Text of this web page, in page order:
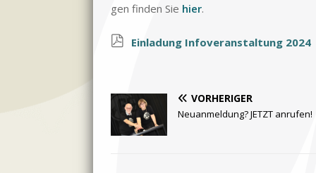
gen fin­den Sie hier.
Ein­la­dung In­fo­ver­an­stal­tung 2024
VORHERIGER
Neuanmeldung? JETZT anrufen!